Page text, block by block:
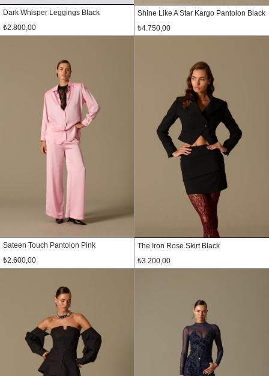
Dark Whisper Leggings Black
₺2.800,00
Shine Like A Star Kargo Pantolon Black
₺4.750,00
Sateen Touch Pantolon Pink
₺2.600,00
The Iron Rose Skirt Black
₺3.200,00